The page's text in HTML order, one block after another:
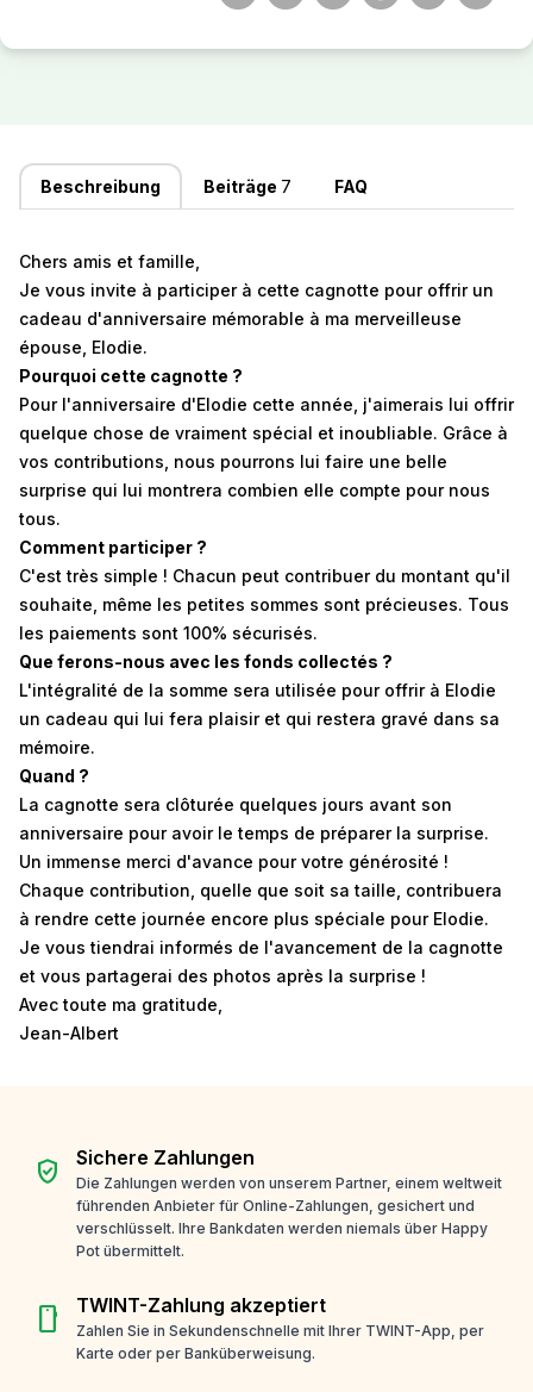
Beschreibung Beiträge 7 FAQ
Chers amis et famille,
Je vous invite à participer à cette cagnotte pour offrir un
cadeau d'anniversaire mémorable à ma merveilleuse
épouse, Elodie.
Pourquoi cette cagnotte ?
Pour l'anniversaire d'Elodie cette année, j'aimerais lui offrir
quelque chose de vraiment spécial et inoubliable. Grâce à
vos contributions, nous pourrons lui faire une belle
surprise qui lui montrera combien elle compte pour nous
tous.
Comment participer ?
C'est très simple ! Chacun peut contribuer du montant qu'il
souhaite, même les petites sommes sont précieuses. Tous
les paiements sont 100% sécurisés.
Que ferons-nous avec les fonds collectés ?
L'intégralité de la somme sera utilisée pour offrir à Elodie
un cadeau qui lui fera plaisir et qui restera gravé dans sa
mémoire.
Quand ?
La cagnotte sera clôturée quelques jours avant son
anniversaire pour avoir le temps de préparer la surprise.
Un immense merci d'avance pour votre générosité !
Chaque contribution, quelle que soit sa taille, contribuera
à rendre cette journée encore plus spéciale pour Elodie.
Je vous tiendrai informés de l'avancement de la cagnotte
et vous partagerai des photos après la surprise !
Avec toute ma gratitude,
Jean-Albert
verified_user Sichere Zahlungen
Die Zahlungen werden von unserem Partner, einem weltweit
führenden Anbieter für Online-Zahlungen, gesichert und
verschlüsselt. Ihre Bankdaten werden niemals über Happy
Pot übermittelt.
smartphone TWINT-Zahlung akzeptiert
Zahlen Sie in Sekundenschnelle mit Ihrer TWINT-App, per
Karte oder per Banküberweisung.